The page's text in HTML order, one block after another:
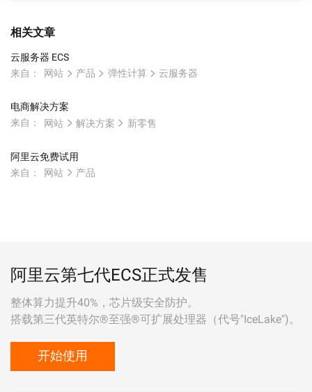
相关文章
云服务器 ECS
来自：
网站 产品 弹性计算 云服务器
电商解决方案
来自：
网站 解决方案 新零售
阿里云免费试用
来自：
网站 产品
阿里云第七代ECS正式发售
整体算力提升40%，芯片级安全防护。
搭载第三代英特尔®至强®可扩展处理器（代号"IceLake")。
开始使用